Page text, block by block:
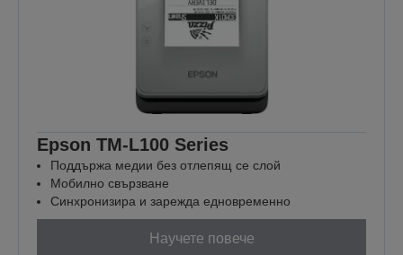
Epson TM-L100 Series
Поддържа медии без отлепящ се слой
Мобилно свързване
Синхронизира и зарежда едновременно
Научете повече